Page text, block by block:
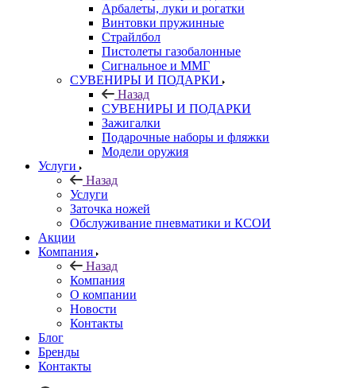
Арбалеты, луки и рогатки
Винтовки пружинные
Страйлбол
Пистолеты газобалонные
Сигнальное и ММГ
СУВЕНИРЫ И ПОДАРКИ
Назад
СУВЕНИРЫ И ПОДАРКИ
Зажигалки
Подарочные наборы и фляжки
Модели оружия
Услуги
Назад
Услуги
Заточка ножей
Обслуживание пневматики и КСОИ
Акции
Компания
Назад
Компания
О компании
Новости
Контакты
Блог
Бренды
Контакты